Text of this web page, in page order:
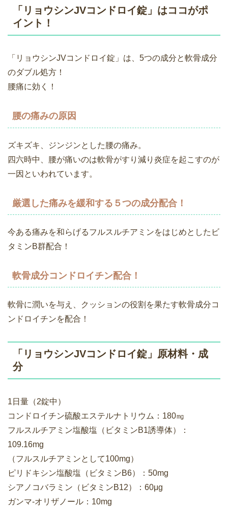
「リョウシンJVコンドロイ錠」はココがポ
イント！
「リョウシンJVコンドロイ錠」は、5つの成分と軟骨成分
のダブル処方！
腰痛に効く！
腰の痛みの原因
ズキズキ、ジンジンとした腰の痛み。
四六時中、腰が痛いのは軟骨がすり減り炎症を起こすのが
一因といわれています。
厳選した痛みを緩和する５つの成分配合！
今ある痛みを和らげるフルスルチアミンをはじめとしたビ
タミンB群配合！
軟骨成分コンドロイチン配合！
軟骨に潤いを与え、クッションの役割を果たす軟骨成分コ
ンドロイチンを配合！
「リョウシンJVコンドロイ錠」原材料・成
分
1日量（2錠中）
コンドロイチン硫酸エステルナトリウム：180㎎
フルスルチアミン塩酸塩（ビタミンB1誘導体）：
109.16mg
（フルスルチアミンとして100mg）
ピリドキシン塩酸塩（ビタミンB6）：50mg
シアノコバラミン（ビタミンB12）：60μg
ガンマ-オリザノール：10mg